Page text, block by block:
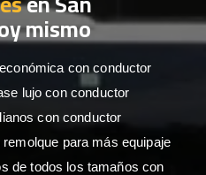
mismo
con conductor
lujo con conductor
con conductor
para más equipaje
de todos los tamaños con